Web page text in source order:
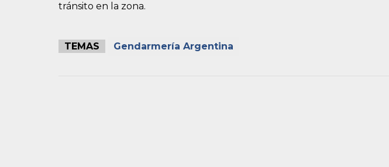
tránsito en la zona.
TEMAS Gendarmería Argentina